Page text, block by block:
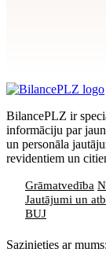
BilancePLZ ir
informāciju par
un personāla
revidentiem un
Grāmatvedība
Jautājumi un
BUJ
Sazinieties ar mums: